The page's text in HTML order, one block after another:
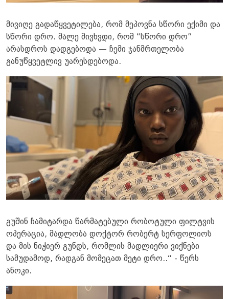
მივიღე გადაწყვეტილება, რომ მეპოვნა სწორი ექიმი და
სწორი დრო. მალე მივხვდი, რომ “სწორი დრო”
არასდროს დადგებოდა — ჩემი ჯანმრთელობა
განუწყვეტლივ უარესდებოდა.
გუშინ ჩამიტარდა წარმატებული რობოტული ფილტვის
ოპერაცია, მადლობა დოქტორ რობერტ სერფოლიოს
და მის ნიჭიერ გუნდს, რომლის მადლიერი ვიქნები
სამუდამოდ, რადგან მომეცათ მეტი დრო..“ - წერს
ანოკი.